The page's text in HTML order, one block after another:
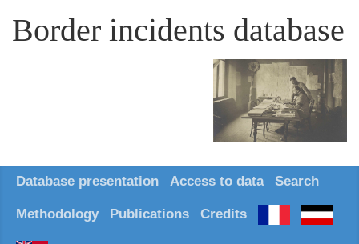
Border incidents database
Database presentation Access to data Search
Methodology Publications Credits